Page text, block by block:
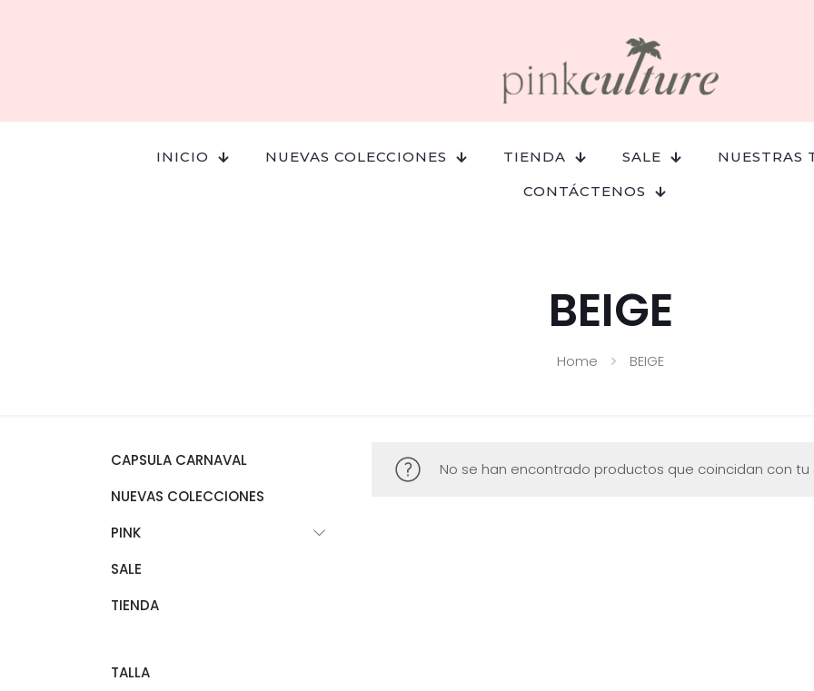
INICIO NUEVAS COLECCIONES TIENDA SALE NUESTRAS
CONTÁCTENOS
BEIGE
Home BEIGE
No se han encontrado productos que coincidan con tu
CAPSULA CARNAVAL
NUEVAS COLECCIONES
PINK
SALE
TIENDA
TALLA